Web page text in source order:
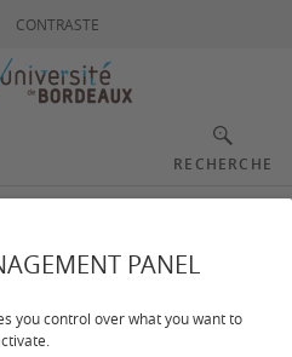
PANEL
you control over what you want to
CONTRASTE
RECHERCHE